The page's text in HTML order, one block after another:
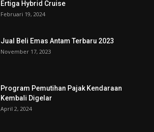
Ertiga Hybrid Cruise
Februari 19, 2024
Jual Beli Emas Antam Terbaru 2023
November 17, 2023
Program Pemutihan Pajak Kendaraan
Kembali Digelar
April 2, 2024